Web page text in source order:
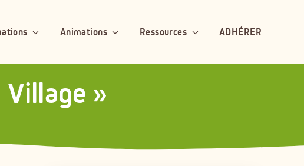
Animations Ressources ADHÉRER
»